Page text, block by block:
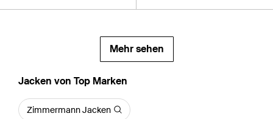
Mehr sehen
Jacken von Top Marken
Zimmermann Jacken